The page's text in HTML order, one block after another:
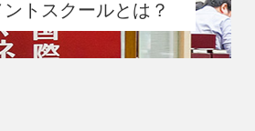
トスクールとは？